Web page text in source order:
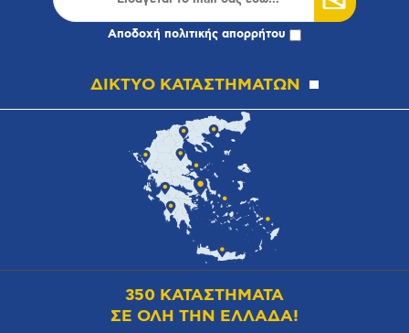
Αποδοχή πολιτικής απορρήτου
ΔΙΚΤΥΟ ΚΑΤΑΣΤΗΜΑΤΩΝ
350 ΚΑΤΑΣΤΗΜΑΤΑ
ΣΕ ΟΛΗ ΤΗΝ ΕΛΛΑΔΑ!